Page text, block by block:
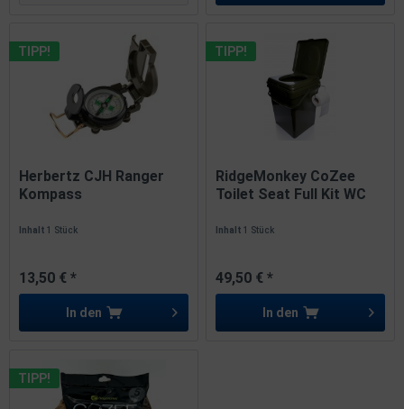
TIPP!
Herbertz CJH Ranger
Kompass
Inhalt1 Stück
13,50 € *
In den
TIPP!
RidgeMonkey CoZee
Toilet Seat Full Kit WC
Inhalt1 Stück
49,50 € *
In den
TIPP!